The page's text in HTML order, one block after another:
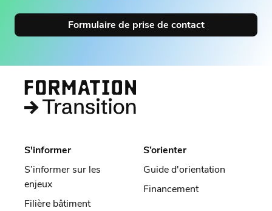
Formulaire de prise de contact
S'informer
S’informer sur les
enjeux
Filière bâtiment
S’orienter
Guide d'orientation
Financement